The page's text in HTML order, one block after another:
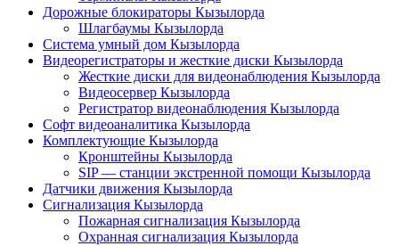
Дорожные блокираторы Кызылорда
Шлагбаумы Кызылорда
Система умный дом Кызылорда
Видеорегистраторы и жесткие диски Кызылорда
Жесткие диски для видеонаблюдения Кызылорда
Видеосервер Кызылорда
Регистратор видеонаблюдения Кызылорда
Софт видеоаналитика Кызылорда
Комплектующие Кызылорда
Кронштейны Кызылорда
SIP — станции экстренной помощи Кызылорда
Датчики движения Кызылорда
Сигнализация Кызылорда
Пожарная сигнализация Кызылорда
Охранная сигнализация Кызылорда